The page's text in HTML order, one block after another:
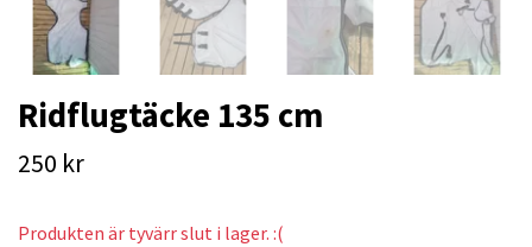
Ridflugtäcke 135 cm
250 kr
Produkten är tyvärr slut i lager. :(